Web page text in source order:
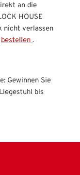
an die
HOUSE
nicht verlassen
bestellen .
Gewinnen Sie
bis